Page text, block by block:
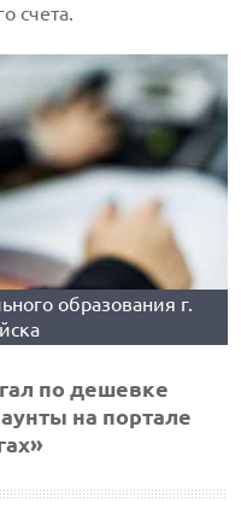
счета.
образования г.
по дешевке
на портале